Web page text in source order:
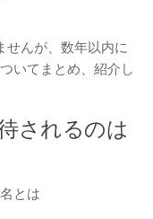
せんが、数年以内に
いてまとめ、紹介し
されるのは
とは